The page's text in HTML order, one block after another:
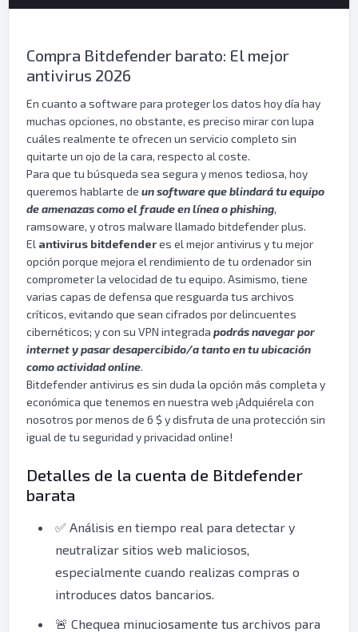
Compra Bitdefender barato: El mejor
antivirus 2026
En cuanto a software para proteger los datos hoy día hay
muchas opciones, no obstante, es preciso mirar con lupa
cuáles realmente te ofrecen un servicio completo sin
quitarte un ojo de la cara, respecto al coste.
Para que tu búsqueda sea segura y menos tediosa, hoy
queremos hablarte de un software que blindará tu equipo
de amenazas como el fraude en línea o phishing,
ramsoware, y otros malware llamado bitdefender plus.
El antivirus bitdefenderes el mejor antivirus y tu mejor
opción porque mejora el rendimiento de tu ordenador sin
comprometer la velocidad de tu equipo. Asimismo, tiene
varias capas de defensa que resguarda tus archivos
críticos, evitando que sean cifrados por delincuentes
cibernéticos; y con su VPN integrada podrás navegar por
internet y pasar desapercibido/a tanto en tu ubicación
como actividad online.
Bitdefender antivirus es sin duda la opción más completa y
económica que tenemos en nuestra web ¡Adquiérela con
nosotros por menos de 6 $ y disfruta de una protección sin
igual de tu seguridad y privacidad online!
Detalles de la cuenta de Bitdefender
barata
✅ Análisis en tiempo real para detectar y
neutralizar sitios web maliciosos,
especialmente cuando realizas compras o
introduces datos bancarios.
🚨 Chequea minuciosamente tus archivos para